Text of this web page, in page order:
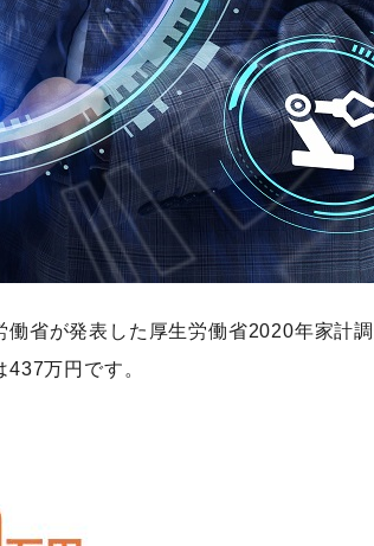
省が発表した厚生労働省2020年家計
万円です。